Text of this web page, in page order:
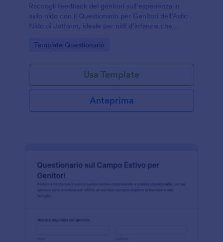
Raccogli feedback dei genitori sull’esperienza in
asilo nido con il Questionario per Genitori dell’Asilo
Nido di Jotform, ideale per nidi d’infanzia che
attività educative.
Go to Category:
Template Questionario
Usa Template
Anteprima